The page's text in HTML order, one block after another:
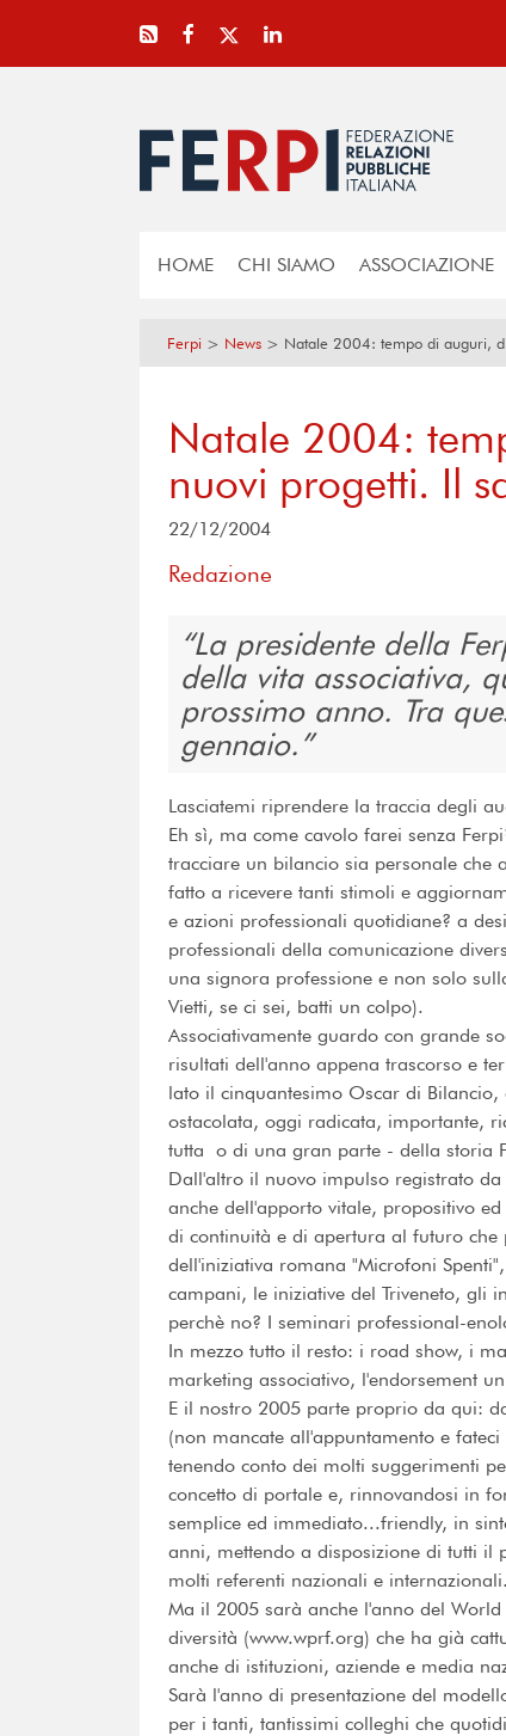
HOME CHI SIAMO ASSOCIAZIONE
Ferpi > News > Natale 2004: tempo di auguri,
Natale 2004:
nuovi progetti. Il
22/12/2004
Redazione
La presidente della
della vita associativa,
prossimo anno. Tra
gennaio.
Lasciatemi riprendere la traccia degli
Eh sì, ma come cavolo farei senza
tracciare un bilancio sia personale che
fatto a ricevere tanti stimoli e
e azioni professionali quotidiane? a
professionali della comunicazione
una signora professione e non solo
Vietti, se ci sei, batti un colpo).
Associativamente guardo con grande
risultati dell'anno appena trascorso e
lato il cinquantesimo Oscar di
ostacolata, oggi radicata, importante,
tutta  o di una gran parte - della storia
Dall'altro il nuovo impulso registrato
anche dell'apporto vitale, propositivo
di continuità e di apertura al futuro che
dell'iniziativa romana "Microfoni
campani, le iniziative del Triveneto, gli
perchè no? I seminari professional-
In mezzo tutto il resto: i road show, i
marketing associativo, l'endorsement
E il nostro 2005 parte proprio da qui:
(non mancate all'appuntamento e
tenendo conto dei molti suggerimenti
concetto di portale e, rinnovandosi in
semplice ed immediato...friendly, in
anni, mettendo a disposizione di tutti
molti referenti nazionali e internazionali.
Ma il 2005 sarà anche l'anno del
diversità (www.wprf.org) che ha già
anche di istituzioni, aziende e media
Sarà l'anno di presentazione del
per i tanti, tantissimi colleghi che